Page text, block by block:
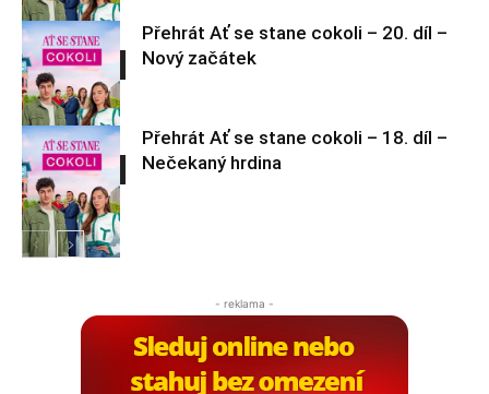
Ať se stane
cokoli
Ať se stane
cokoli
Přehrát Ať se stane cokoli – 20. díl –
Nový začátek
Přehrát Ať se stane cokoli – 18. díl –
Nečekaný hrdina
- reklama -